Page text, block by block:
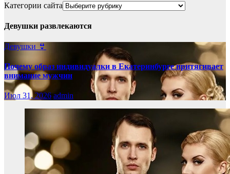
Категории сайта
Девушки развлекаются
Девушки 👙
Почему образ индивидуалки в Екатеринбурге притягивает
внимание мужчин
Июл 31, 2026 admin